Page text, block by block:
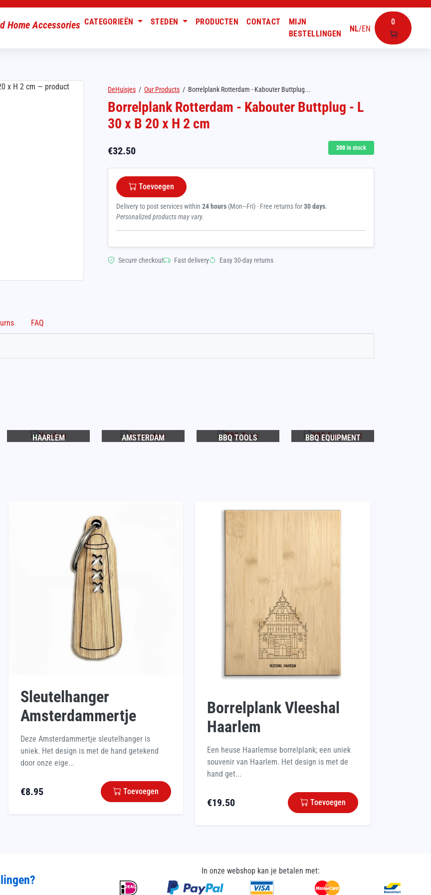
NL/EN
0
CATEGORIEËN STEDEN PRODUCTEN CONTACT
MIJN
BESTELLINGEN
DeHuisjes / Our Products / Borrelplank Rotterdam - Kabouter Buttplug...
Borrelplank Rotterdam - Kabouter Buttplug - L
30 x B 20 x H 2 cm
€32.50 200 in stock
Toevoegen
Delivery to post services within 24 hours (Mon–Fri) · Free returns for30 days.
Personalized products may vary.
Secure checkout Fast delivery Easy 30-day returns
Returns FAQ
HAARLEM
AMSTERDAM BBQ TOOLS BBQ EQUIPMENT
Sleutelhanger
Amsterdammertje
Deze Amsterdammertje sleutelhanger is
uniek. Het design is met de hand getekend
door onze eige...
€8.95 Toevoegen
Borrelplank Vleeshal
Haarlem
Een heuse Haarlemse borrelplank; een uniek
souvenir van Haarlem. Het design is met de
hand get...
€19.50 Toevoegen
In onze webshop kan je betalen met: